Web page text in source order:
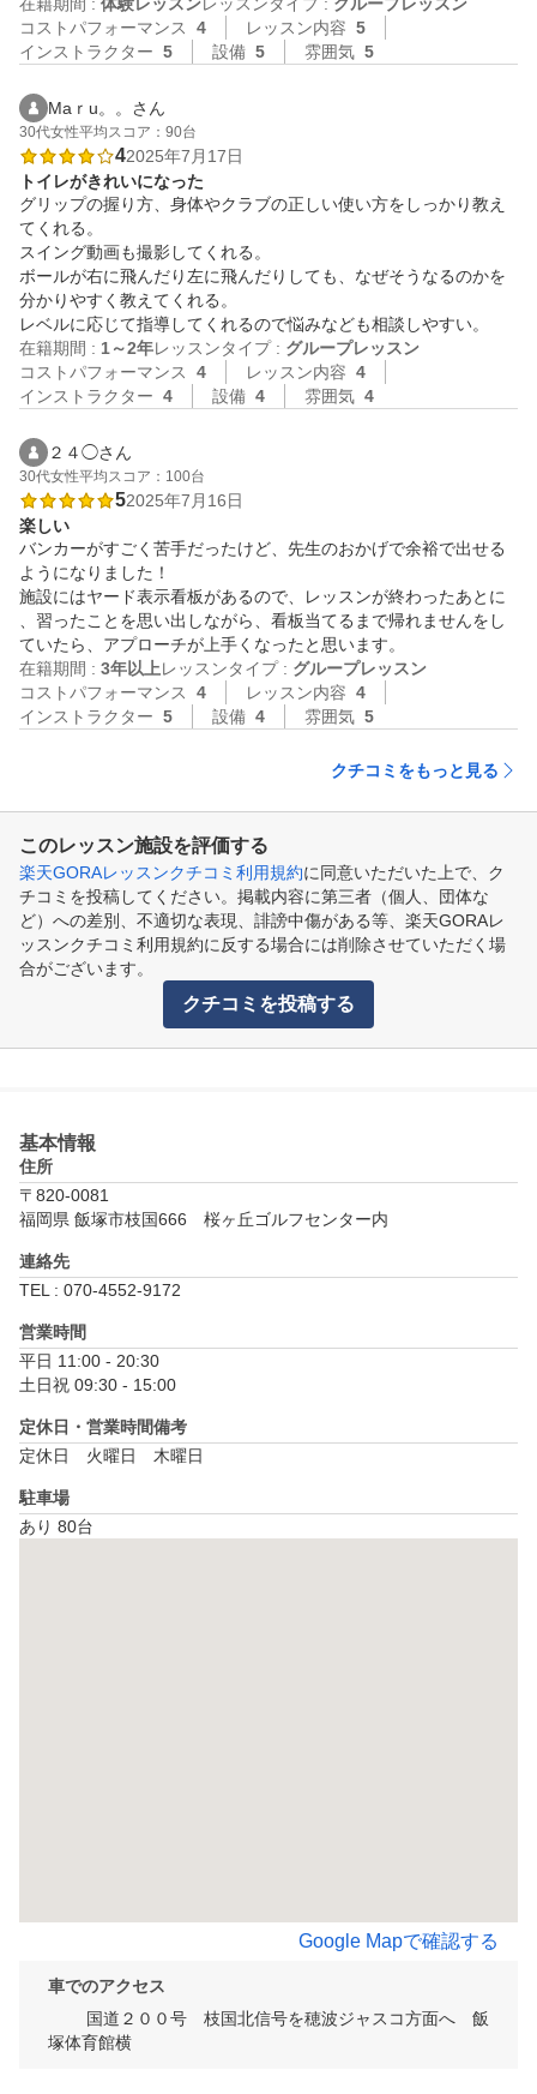
コストパフォーマンス
4 レッスン内容 5
インストラクター 5 設備 5 雰囲気 5
Maｒu。。さん
30代女性平均スコア：90台
42025年7月17日
トイレがきれいになった
グリップの握り方、身体やクラブの正しい使い方をしっかり教え
てくれる。
スイング動画も撮影してくれる。
ボールが右に飛んだり左に飛んだりしても、なぜそうなるのかを
分かりやすく教えてくれる。
レベルに応じて指導してくれるので悩みなども相談しやすい。
在籍期間 : 1～2年レッスンタイプ : グループレッスン
コストパフォーマンス
4 レッスン内容 4
インストラクター 4 設備 4 雰囲気 4
２４◯さん
30代女性平均スコア：100台
52025年7月16日
楽しい
バンカーがすごく苦手だったけど、先生のおかげで余裕で出せる
ようになりました！
施設にはヤード表示看板があるので、レッスンが終わったあとに
、習ったことを思い出しながら、看板当てるまで帰れませんをし
ていたら、アプローチが上手くなったと思います。
在籍期間 : 3年以上レッスンタイプ : グループレッスン
コストパフォーマンス
4 レッスン内容 4
インストラクター 5 設備 4 雰囲気 5
クチコミをもっと見る
このレッスン施設を評価する
楽天GORAレッスンクチコミ利用規約に同意いただいた上で、ク
チコミを投稿してください。掲載内容に第三者（個人、団体な
ど）への差別、不適切な表現、誹謗中傷がある等、楽天GORAレ
ッスンクチコミ利用規約に反する場合には削除させていただく場
合がございます。
クチコミを投稿する
基本情報
住所
〒820-0081
福岡県 飯塚市枝国666　桜ヶ丘ゴルフセンター内
連絡先
TEL : 070-4552-9172
営業時間
平日 11:00 - 20:30
土日祝 09:30 - 15:00
定休日・営業時間備考
定休日　火曜日　木曜日
駐車場
あり 80台
Google Mapで確認する
車でのアクセス
塚体育館横